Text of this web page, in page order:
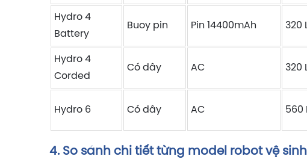
Hydro 4
Battery
Buoy pin Pin 14400mAh 320
Hydro 4
Corded
Có dây AC 320
Hydro 6 Có dây AC 560
4. So sánh chi tiết từng model robot vệ